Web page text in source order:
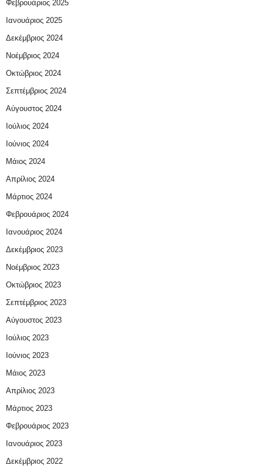
Φεβρουάριος 2025
Ιανουάριος 2025
Δεκέμβριος 2024
Νοέμβριος 2024
Οκτώβριος 2024
Σεπτέμβριος 2024
Αύγουστος 2024
Ιούλιος 2024
Ιούνιος 2024
Μάιος 2024
Απρίλιος 2024
Μάρτιος 2024
Φεβρουάριος 2024
Ιανουάριος 2024
Δεκέμβριος 2023
Νοέμβριος 2023
Οκτώβριος 2023
Σεπτέμβριος 2023
Αύγουστος 2023
Ιούλιος 2023
Ιούνιος 2023
Μάιος 2023
Απρίλιος 2023
Μάρτιος 2023
Φεβρουάριος 2023
Ιανουάριος 2023
Δεκέμβριος 2022